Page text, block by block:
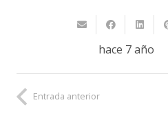
hace 7 año
Entrada anterior